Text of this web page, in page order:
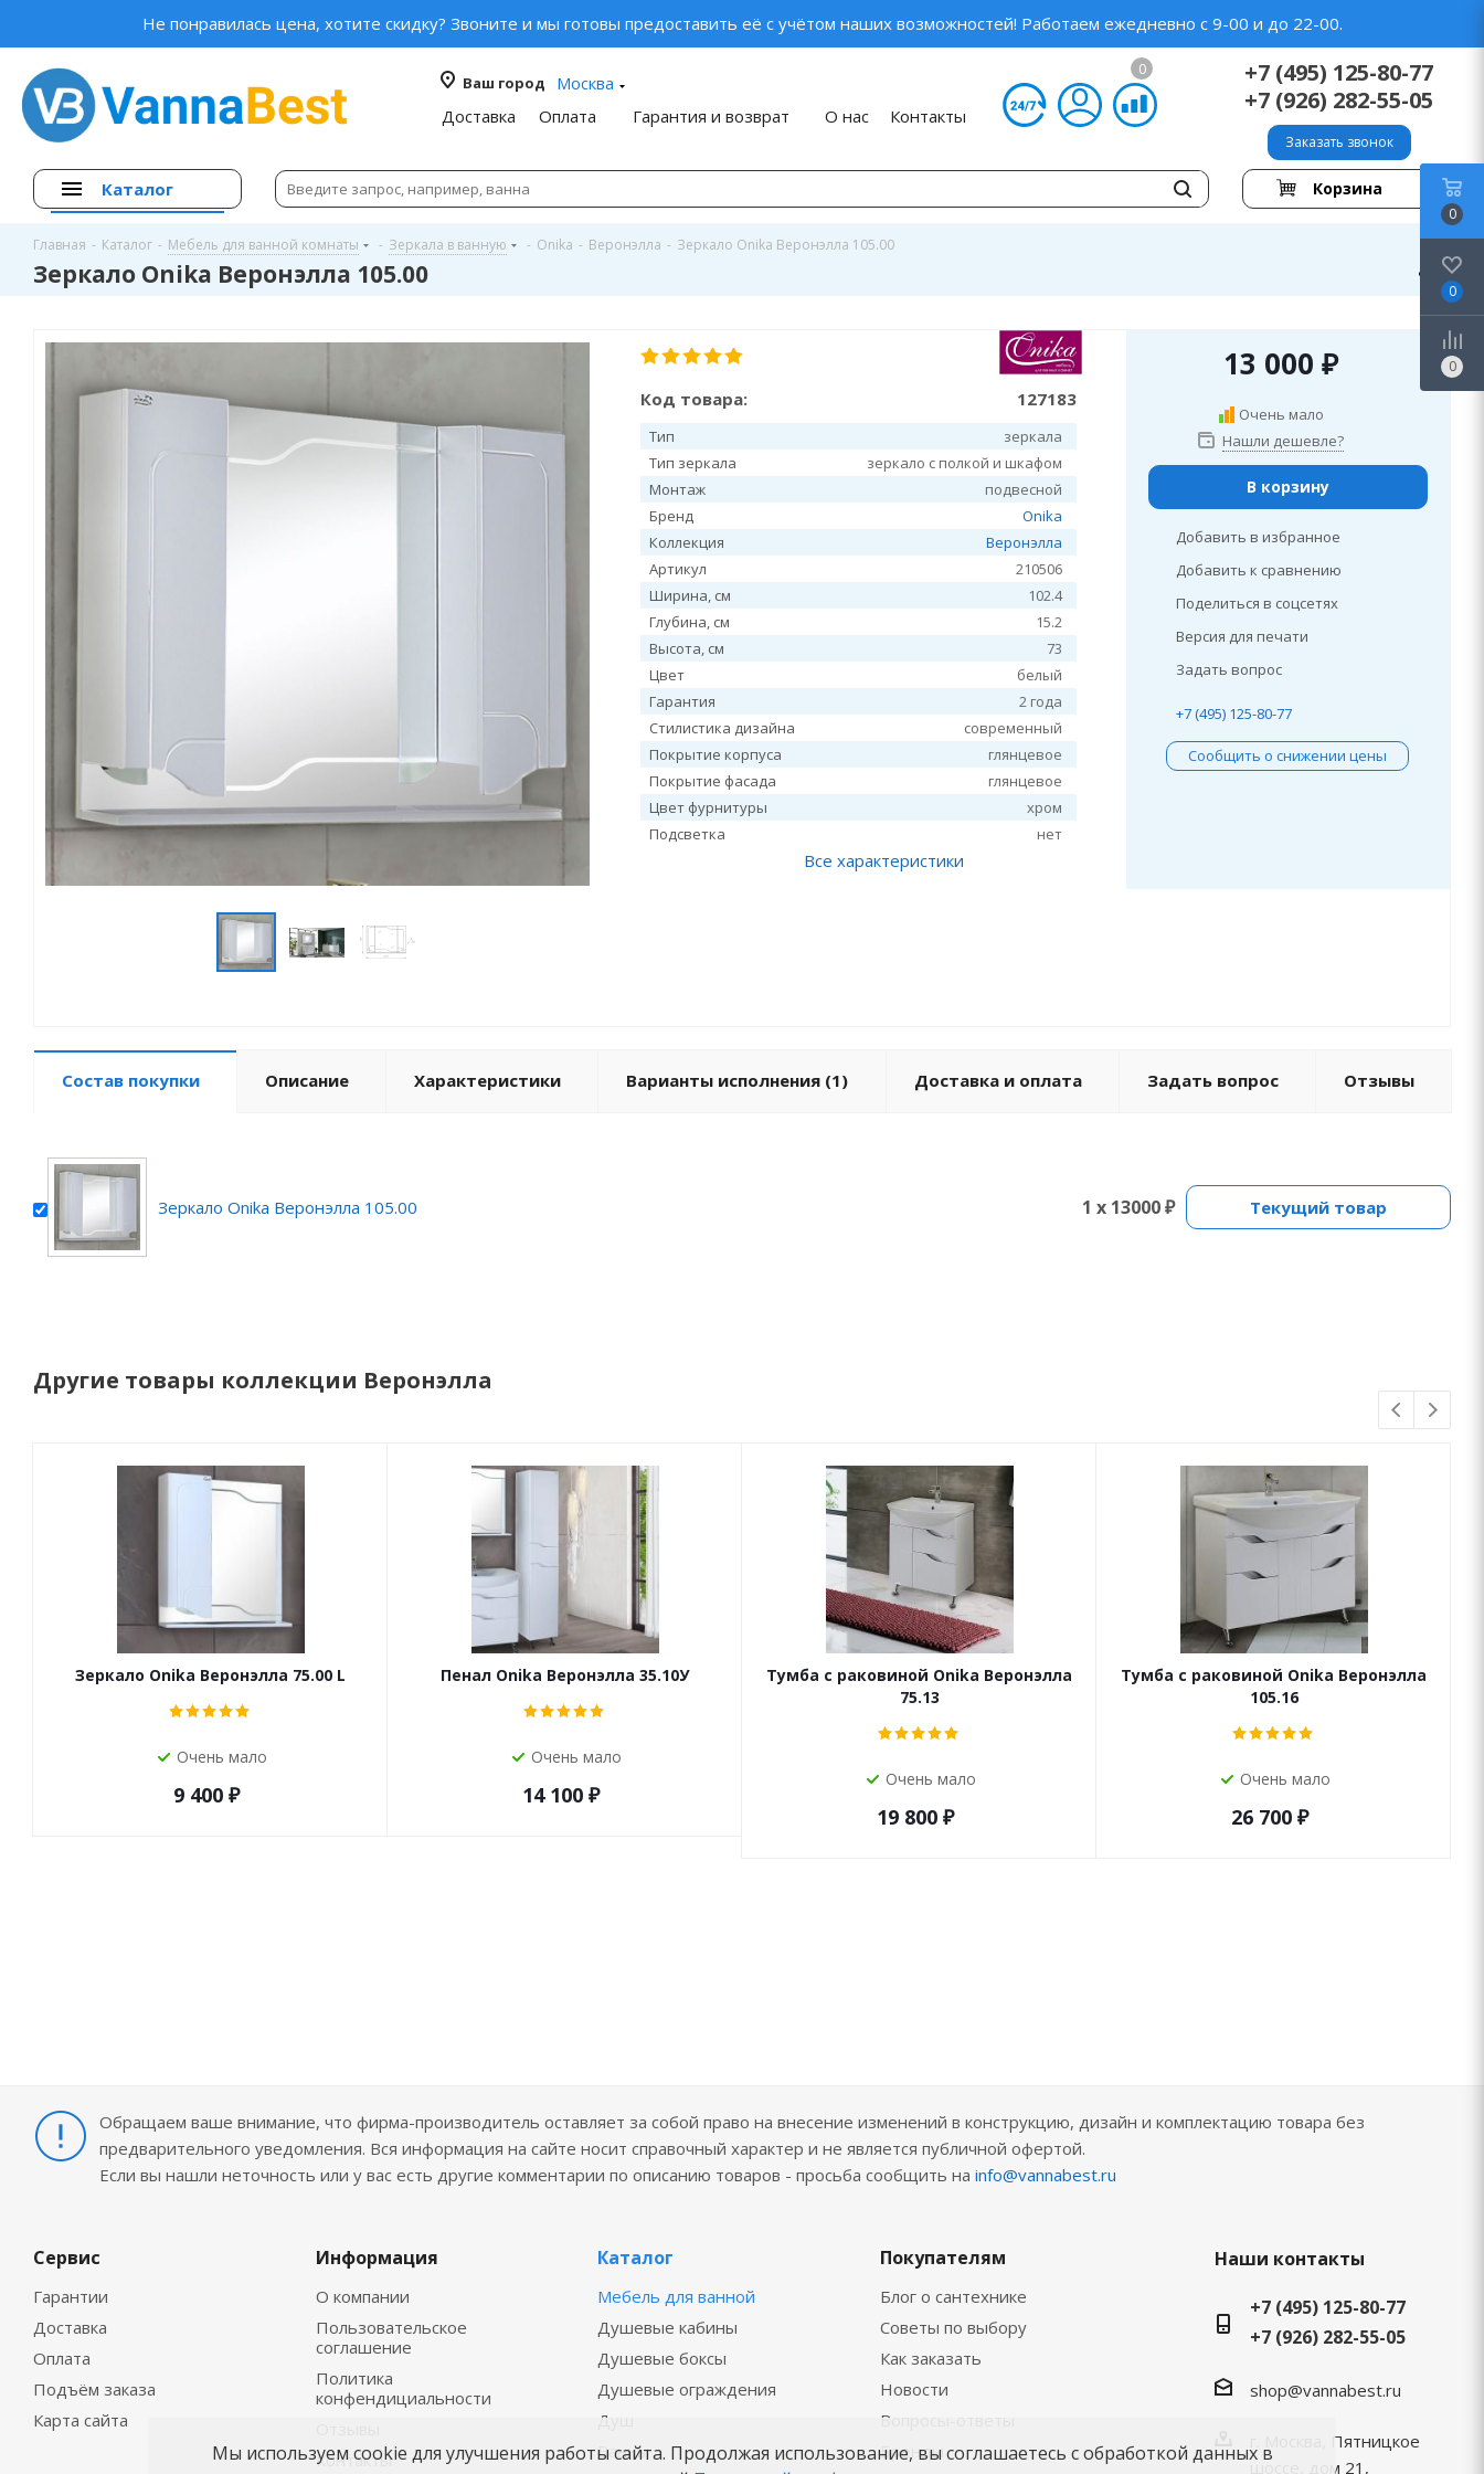
Не понравилась цена, хотите скидку? Звоните и мы готовы предоставить её с учётом наших возможностей! Работаем ежедневно с 9-00 и до 22-00.
Ваш город
Москва
Доставка
Оплата Гарантия и возврат О нас Контакты
0
+7 (495) 125-80-77
+7 (926) 282-55-05
Заказать звонок
Каталог Корзина
Главная - Каталог - Мебель для ванной комнаты - Зеркала в ванную - Onika - Веронэлла - Зеркало Onika Веронэлла 105.00
Зеркало Onika Веронэлла 105.00
Код товара: 127183
Тип
зеркала
Тип зеркала
зеркало с полкой и шкафом
Монтаж
подвесной
Бренд
Onika
Коллекция
Веронэлла
Артикул
210506
Ширина, см
102.4
Глубина, см
15.2
Высота, см
73
Цвет
белый
Гарантия
2 года
Стилистика дизайна
современный
Покрытие корпуса
глянцевое
Покрытие фасада
глянцевое
Цвет фурнитуры
хром
Подсветка
нет
Все характеристики
13 000 ₽
Очень мало
Нашли дешевле?
В корзину
Добавить в избранное
Добавить к сравнению
Поделиться в соцсетях
Версия для печати
Задать вопрос
+7 (495) 125-80-77
Сообщить о снижении цены
Состав покупки Описание Характеристики Варианты исполнения (1) Доставка и оплата Задать вопрос Отзывы
Зеркало Onika Веронэлла 105.00 1 x 13000 ₽ Текущий товар
Другие товары коллекции Веронэлла
Зеркало Onika Веронэлла 75.00 L
Очень мало
9 400 ₽
Пенал Onika Веронэлла 35.10У
Очень мало
14 100 ₽
Тумба с раковиной Onika Веронэлла
75.13
Очень мало
19 800 ₽
Тумба с раковиной Onika Веронэлла
105.16
Очень мало
26 700 ₽
Обращаем ваше внимание, что фирма-производитель оставляет за собой право на внесение изменений в конструкцию, дизайн и комплектацию товара без
предварительного уведомления. Вся информация на сайте носит справочный характер и не является публичной офертой.
Если вы нашли неточность или у вас есть другие комментарии по описанию товаров - просьба сообщить на info@vannabest.ru
Сервис
Гарантии
Доставка
Оплата
Подъём заказа
Карта сайта
Информация
О компании
Пользовательское
соглашение
Политика
конфендициальности
Контакты
Каталог
Мебель для ванной
Душевые кабины
Душевые боксы
Душевые ограждения
Душ
Ванны
Покупателям
Блог о сантехнике
Советы по выбору
Как заказать
Новости
Вопросы-ответы
Бренды
Наши контакты
+7 (495) 125-80-77
+7 (926) 282-55-05
shop@vannabest.ru
г. Москва, Пятницкое
шоссе, дом 21,
0
0
0
Мы используем cookie для улучшения работы сайта. Продолжая использование, вы соглашаетесь с обработкой данных в